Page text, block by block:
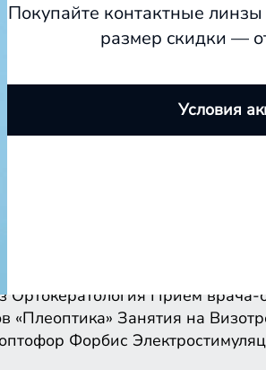
«Плеоптика» Занятия на
Ортокератология Прием врача-
«Плеоптика» Занятия на
Форбис
Покупайте контактные
размер скидки —
Условия